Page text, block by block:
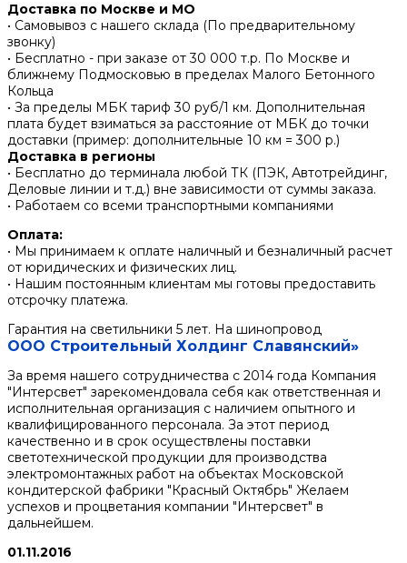
Доставка по Москве и МО
• Самовывоз с нашего склада (По предварительному
звонку)
• Бесплатно - при заказе от 30 000 т.р. По Москве и
ближнему Подмосковью в пределах Малого Бетонного
Кольца
• За пределы МБК тариф 30 руб/1 км. Дополнительная
плата будет взиматься за расстояние от МБК до точки
доставки (пример: дополнительные 10 км = 300 р.)
Доставка в регионы
• Бесплатно до терминала любой ТК (ПЭК, Автотрейдинг,
Деловые линии и т.д.) вне зависимости от суммы заказа.
• Работаем со всеми транспортными компаниями
Оплата:
• Мы принимаем к оплате наличный и безналичный расчет
от юридических и физических лиц.
• Нашим постоянным клиентам мы готовы предоставить
отсрочку платежа.
Гарантия на светильники 5 лет. На шинопровод
ООО Строительный Холдинг Славянский»
За время нашего сотрудничества с 2014 года Компания
"Интерсвет" зарекомендовала себя как ответственная и
исполнительная организация с наличием опытного и
квалифицированного персонала. За этот период
качественно и в срок осуществлены поставки
светотехнической продукции для производства
электромонтажных работ на объектах Московской
кондитерской фабрики "Красный Октябрь" Желаем
успехов и процветания компании "Интерсвет" в
дальнейшем.
01.11.2016